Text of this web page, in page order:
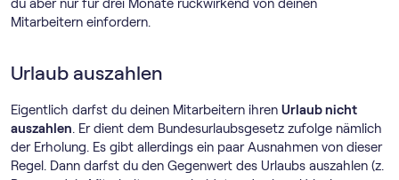
du aber nur für drei Monate rückwirkend von deinen
Mitarbeitern einfordern.
Urlaub auszahlen
Eigentlich darfst du deinen Mitarbeitern ihren Urlaub nicht
auszahlen. Er dient dem Bundesurlaubsgesetz zufolge nämlich
der Erholung. Es gibt allerdings ein paar Ausnahmen von dieser
Regel. Dann darfst du den Gegenwert des Urlaubs auszahlen (z.